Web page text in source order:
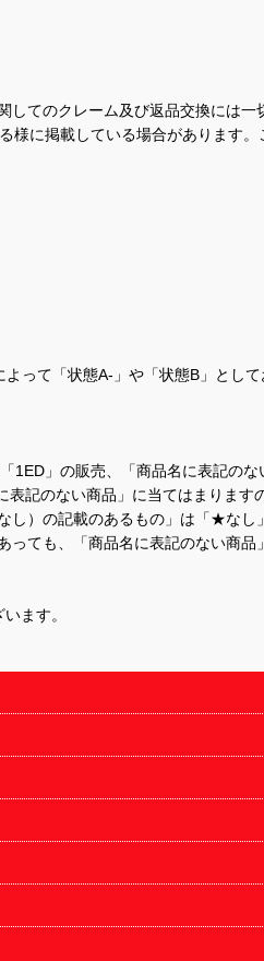
てのクレーム及び返品交換には一
に掲載している場合があります
って「状態A-」や「状態B」として
」の販売、「商品名に表記の
記のない商品」に当てはまります
）の記載のあるもの」は「★な
ても、「商品名に表記のない商品
ます。